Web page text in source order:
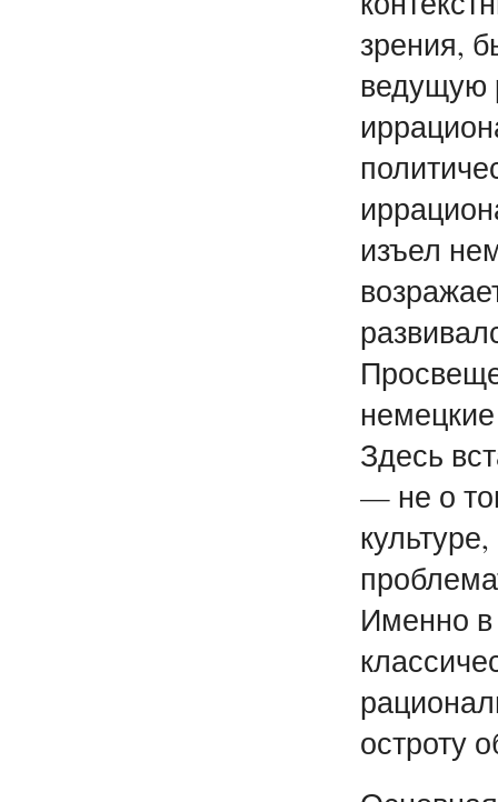
зрения,
ведущую
изъел
Здесь
— не о
Именно в
остроту